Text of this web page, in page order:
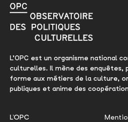
L’OPC est un organisme national
culturelles. Il mène des enquêtes,
forme aux métiers de la culture,
publiques et anime des
L’OPC